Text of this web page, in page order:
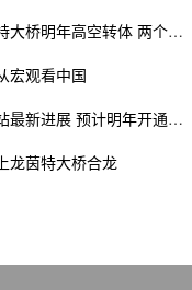
福厦高铁西溪特大桥明年高空转体 两个刚构连续梁将合龙
观看中国
济青高铁红岛站最新进展 预计明年开通运营
龙茵特大桥合龙